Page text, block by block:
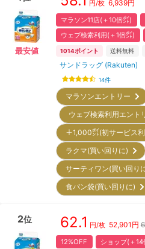
最安値
円/枚 6,939円
マラソン11店(＋10倍㌽)
ウェブ検索利用(＋1倍㌽)
1014ポイント 送料無料
サンドラッグ (Rakuten)
14件
マラソンエントリー
ウェブ検索利用エン
＋1,000㌽(初サービス
ラクマ(買い回りに)
サーティワン(買い回
食パン袋(買い回りに)
2位 62.1 円/枚 52,901 円
12%OFF ショップ(＋14